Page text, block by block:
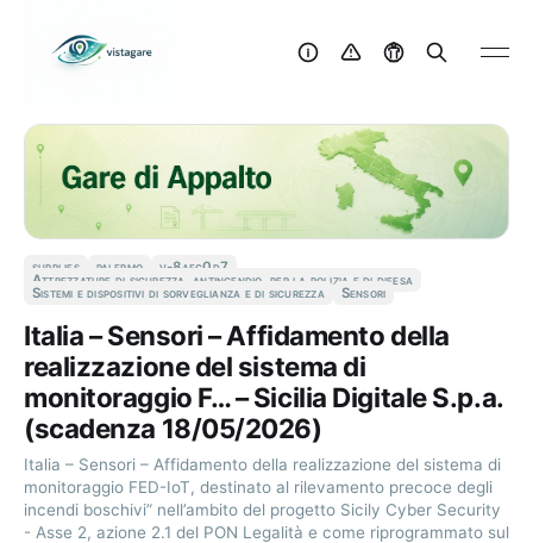
supplies palermo v-8aec0d7
Attrezzature di sicurezza, antincendio, per la polizia e di difesa
Sistemi e dispositivi di sorveglianza e di sicurezza Sensori
Italia – Sensori – Affidamento della
realizzazione del sistema di
monitoraggio F… – Sicilia Digitale S.p.a.
(scadenza 18/05/2026)
Italia – Sensori – Affidamento della realizzazione del sistema di
monitoraggio FED-IoT, destinato al rilevamento precoce degli
incendi boschivi” nell’ambito del progetto Sicily Cyber Security
- Asse 2, azione 2.1 del PON Legalità e come riprogrammato sul